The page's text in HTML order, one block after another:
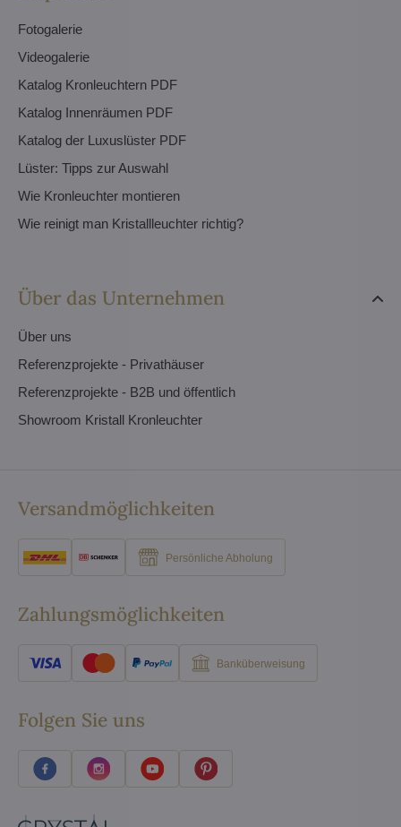
Fotogalerie
Videogalerie
Katalog Kronleuchtern PDF
Katalog Innenräumen PDF
Katalog der Luxuslüster PDF
Lüster: Tipps zur Auswahl
Wie Kronleuchter montieren
Wie reinigt man Kristallleuchter richtig?
Über das Unternehmen
Über uns
Referenzprojekte - Privathäuser
Referenzprojekte - B2B und öffentlich
Showroom Kristall Kronleuchter
Versandmöglichkeiten
Persönliche Abholung
Zahlungsmöglichkeiten
Banküberweisung
Folgen Sie uns